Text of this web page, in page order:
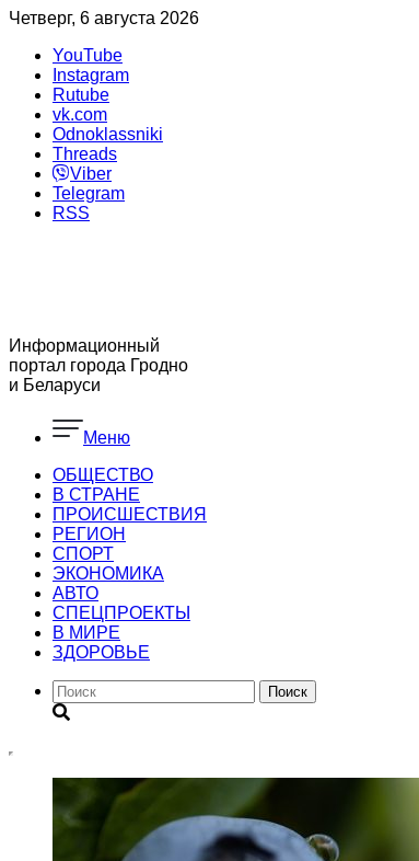
Четверг, 6 августа 2026
YouTube
Instagram
Rutube
vk.com
Odnoklassniki
Threads
Viber
Telegram
RSS
Информационный
портал города Гродно
и Беларуси
Меню
ОБЩЕСТВО
В СТРАНЕ
ПРОИСШЕСТВИЯ
РЕГИОН
CПОРТ
ЭКОНОМИКА
АВТО
СПЕЦПРОЕКТЫ
В МИРЕ
ЗДОРОВЬЕ
Поиск